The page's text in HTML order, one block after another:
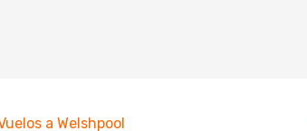
a Welshpool